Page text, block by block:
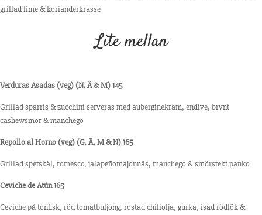
grillad lime & korianderkrasse
Lite mellan
Verduras Asadas (veg) (N, Ä & M) 145
Grillad sparris & zucchini serveras med auberginekräm, endive, brynt
cashewsmör & manchego
Repollo al Horno (veg) (G, Ä, M & N) 165
Grillad spetskål, romesco, jalapeñomajonnäs, manchego & smörstekt panko
Ceviche de Atún 165
Ceviche på tonfisk, röd tomatbuljong, rostad chiliolja, gurka, isad rödlök &